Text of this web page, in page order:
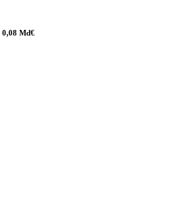
0,08 Md€